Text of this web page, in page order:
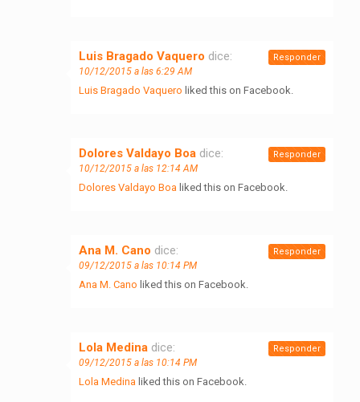
Luis Bragado Vaquero dice:
10/12/2015 a las 6:29 AM
Luis Bragado Vaquero liked this on Facebook.
Responder
Dolores Valdayo Boa dice:
10/12/2015 a las 12:14 AM
Dolores Valdayo Boa liked this on Facebook.
Responder
Ana M. Cano dice:
09/12/2015 a las 10:14 PM
Ana M. Cano liked this on Facebook.
Responder
Lola Medina dice:
09/12/2015 a las 10:14 PM
Lola Medina liked this on Facebook.
Responder